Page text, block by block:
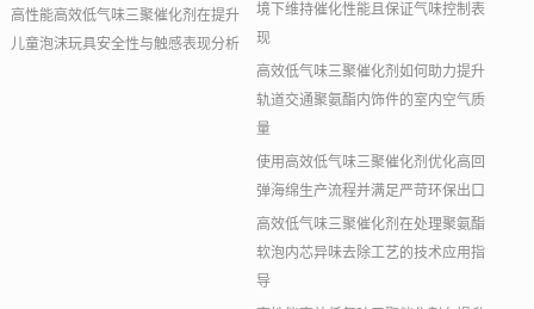
高性能高效低气味三聚催化剂在提升
儿童泡沫玩具安全性与触感表现分析
境下维持催化性能且保证气味控制表
现
高效低气味三聚催化剂如何助力提升
轨道交通聚氨酯内饰件的室内空气质
量
使用高效低气味三聚催化剂优化高回
弹海绵生产流程并满足严苛环保出口
高效低气味三聚催化剂在处理聚氨酯
软泡内芯异味去除工艺的技术应用指
导